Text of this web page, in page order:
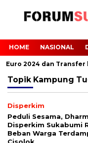
HOME NASIONAL
2024 dan Transfer
Topik Kampung
Disperkim
Peduli Sesama,
Disperkim Sukabumi
Beban Warga